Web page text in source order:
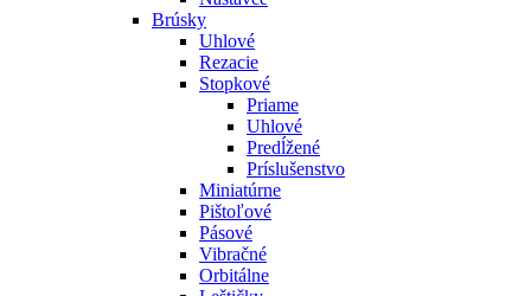
Brúsky
Uhlové
Rezacie
Stopkové
Priame
Uhlové
Predĺžené
Príslušenstvo
Miniatúrne
Pištoľové
Pásové
Vibračné
Orbitálne